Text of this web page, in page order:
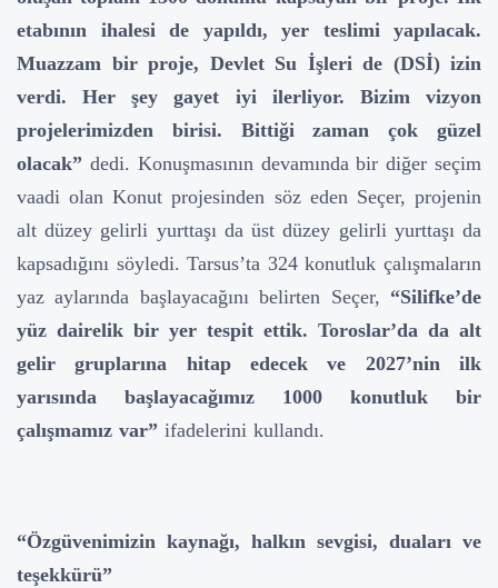
etabının ihalesi de yapıldı, yer teslimi yapılacak.
Muazzam bir proje, Devlet Su İşleri de (DSİ) izin
verdi. Her şey gayet iyi ilerliyor. Bizim vizyon
projelerimizden birisi. Bittiği zaman çok güzel
olacak” dedi. Konuşmasının devamında bir diğer seçim
vaadi olan Konut projesinden söz eden Seçer, projenin
alt düzey gelirli yurttaşı da üst düzey gelirli yurttaşı da
kapsadığını söyledi. Tarsus’ta 324 konutluk çalışmaların
yaz aylarında başlayacağını belirten Seçer, “Silifke’de
yüz dairelik bir yer tespit ettik. Toroslar’da da alt
gelir gruplarına hitap edecek ve 2027’nin ilk
yarısında başlayacağımız 1000 konutluk bir
çalışmamız var” ifadelerini kullandı.
“Özgüvenimizin kaynağı, halkın sevgisi, duaları ve
teşekkürü”